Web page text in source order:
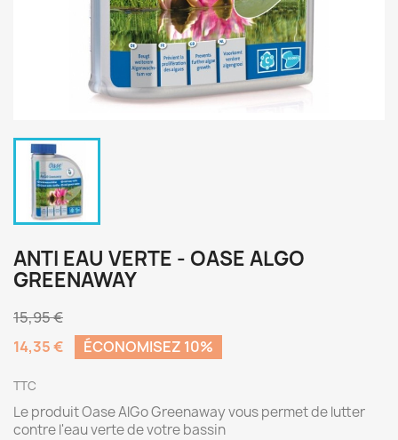
ANTI EAU VERTE - OASE ALGO
GREENAWAY
15,95 €
14,35 €
ÉCONOMISEZ 10%
TTC
Le produit Oase AlGo Greenaway vous permet de lutter
contre l'eau verte de votre bassin